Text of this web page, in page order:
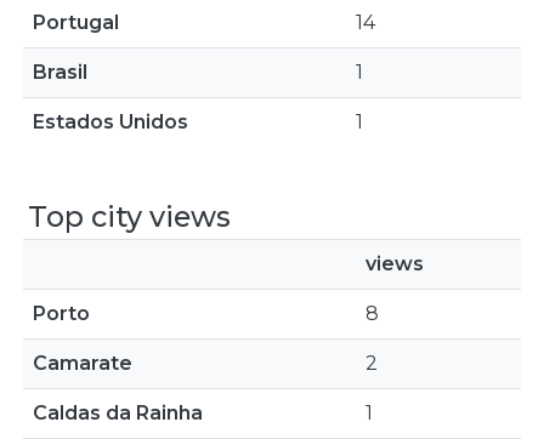
Portugal 14
Brasil 1
Estados Unidos 1
Top city views
views
Porto 8
Camarate 2
Caldas da Rainha 1